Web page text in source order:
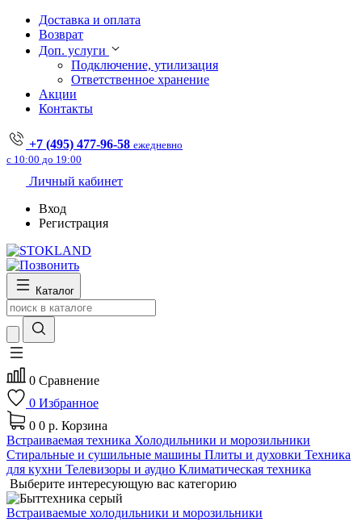
Доставка и оплата
Возврат
Доп. услуги
Подключение, утилизация
Ответственное хранение
Акции
Контакты
+7 (495) 477-96-58 ежедневно
с 10:00 до 19:00
Личный кабинет
Вход
Регистрация
Каталог
0 Сравнение
0 Избранное
0 0 р. Корзина
Встраиваемая техника Холодильники и морозильники
Стиральные и сушильные машины Плиты и духовки Техника
для кухни Телевизоры и аудио Климатическая техника
Выберите интересующую вас категорию
Встраиваемые холодильники и морозильники